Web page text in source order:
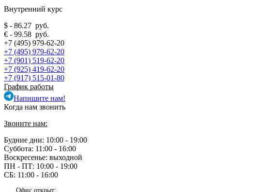
Внутренний курс
$ - 86.27 руб.
€ - 99.58 руб.
+7 (495) 979-62-20
+7 (495) 979-62-20
+7 (901) 519-62-20
+7 (925) 419-62-20
+7 (917) 515-01-80
График работы
Напишите нам!
Когда нам звонить
Звоните нам:
Будние дни: 10:00 - 19:00
Суббота: 11:00 - 16:00
Воскресенье: выходной
ПН - ПТ: 10:00 - 19:00
СБ: 11:00 - 16:00
Офис открыт: